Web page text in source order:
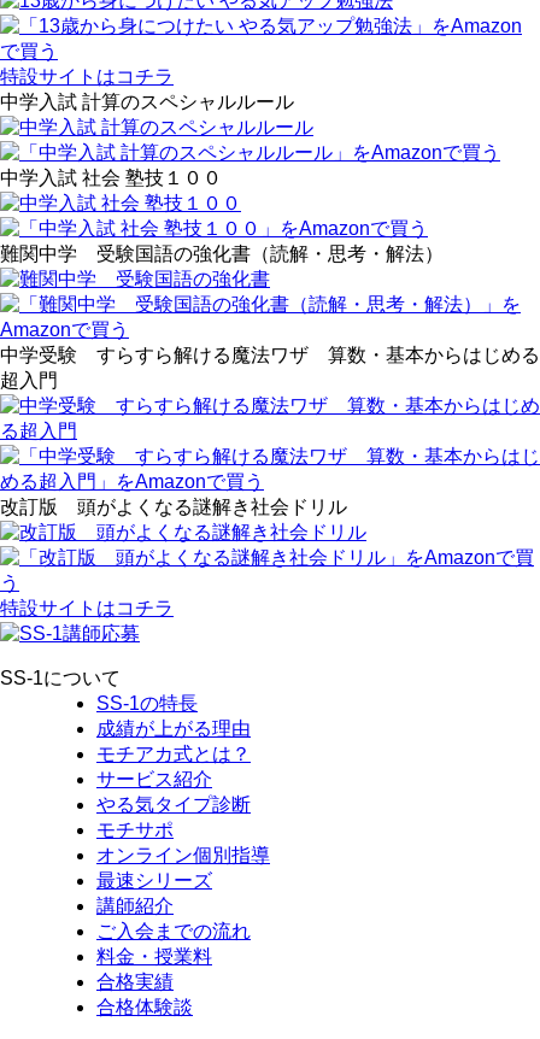
特設サイトはコチラ
中学入試 計算のスペシャルルール
中学入試 社会 塾技１００
難関中学 受験国語の強化書（読解・思考・解法）
中学受験 すらすら解ける魔法ワザ 算数・基本からはじめる
超入門
改訂版 頭がよくなる謎解き社会ドリル
特設サイトはコチラ
SS-1について
SS-1の特長
成績が上がる理由
モチアカ式とは？
サービス紹介
やる気タイプ診断
モチサポ
オンライン個別指導
最速シリーズ
講師紹介
ご入会までの流れ
料金・授業料
合格実績
合格体験談